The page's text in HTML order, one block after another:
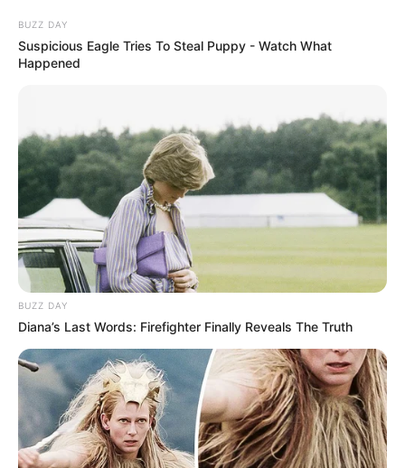
Odenwaldtherme in Bad König - Mit Innen- und
Außenbecken, Wildwasserkanal, Kinderbecken,
Entspannung. Informationen unter www.odenwald-th
erme.de .
Hier geht es zu allen weiteren Ausflugszielen und
Sehenswürdigkeiten in und um
Sensbachtalund in
der RegionNaturpark Neckartal-Odenwald.
Weitere Bademöglichkeiten in Spaß- und
bzw. Regionen zusammengestellt:Unterfranken,Baden-
WürttembergundHessen
An vielen Badeseen liegen außerdem schöne
Campingplätze.
BUZZ DAY
Suspicious Eagle Tries To Steal Puppy - Watch What
Happened
BUZZ DAY
Diana’s Last Words: Firefighter Finally Reveals The Truth